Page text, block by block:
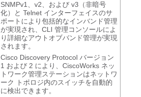
SNMPv1、v2、および v3（非暗号
化）と Telnet インターフェイスのサ
ポートにより包括的なインバンド管理
が実現され、CLI 管理コンソールによ
り詳細なアウトオブバンド管理が実現
されます。
Cisco Discovery Protocol バージョン
1 および 2 により、CiscoWorks ネッ
トワーク管理ステーションはネットワ
ーク トポロジ内のスイッチを自動的
に検出できます。